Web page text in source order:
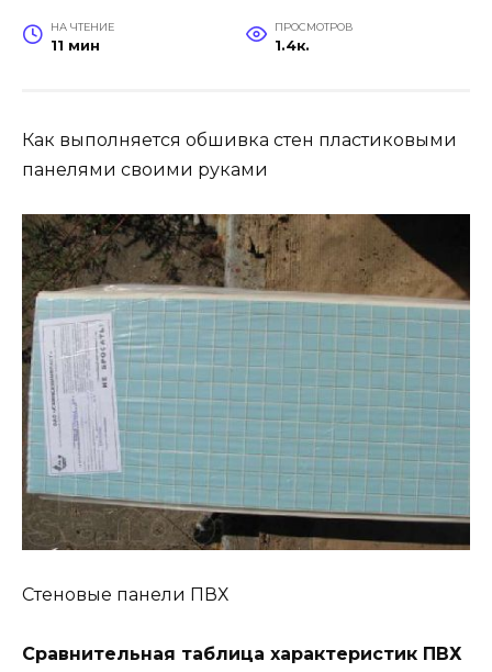
НА ЧТЕНИЕ
11 мин
ПРОСМОТРОВ
1.4к.
Как выполняется обшивка стен пластиковыми
панелями своими руками
Стеновые панели ПВХ
Сравнительная таблица характеристик ПВХ